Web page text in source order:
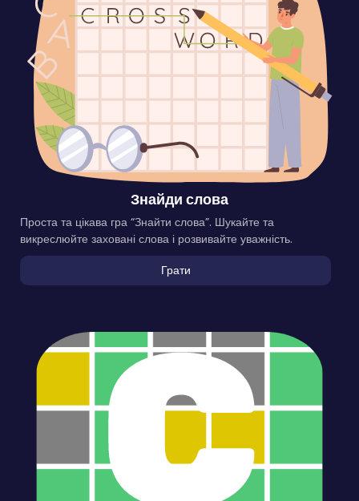
Знайди слова
Проста та цікава гра “Знайти слова”. Шукайте та
викреслюйте заховані слова і розвивайте уважність.
Грати